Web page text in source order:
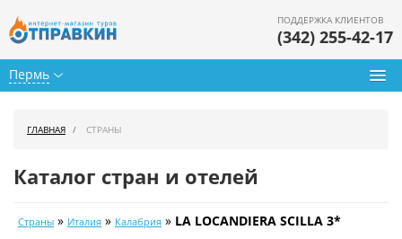
Пермь
ПОДДЕРЖКА КЛИЕНТОВ
(342) 255-42-17
Календарь туров
ГЛАВНАЯ СТРАНЫ
Каталог стран и отелей
Страны » Италия » Калабрия » LA LOCANDIERA SCILLA 3*